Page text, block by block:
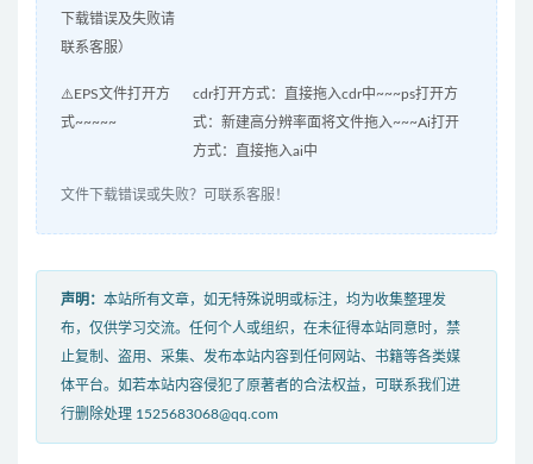
下载错误及失败请
联系客服）
⚠️EPS文件打开方
式~~~~~
cdr打开方式：直接拖入cdr中~~~ps打开方
式：新建高分辨率面将文件拖入~~~Ai打开
方式：直接拖入ai中
文件下载错误或失败？可联系客服！
声明： 本站所有文章，如无特殊说明或标注，均为收集整理发
布，仅供学习交流。任何个人或组织，在未征得本站同意时，禁
止复制、盗用、采集、发布本站内容到任何网站、书籍等各类媒
体平台。如若本站内容侵犯了原著者的合法权益，可联系我们进
行删除处理 1525683068@qq.com